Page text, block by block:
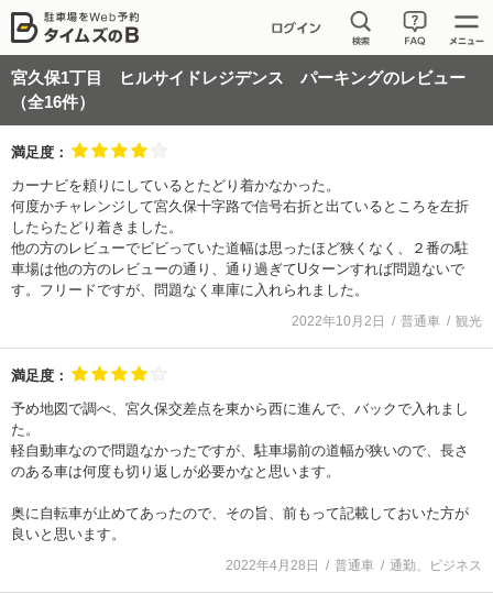
宮久保1丁目 ヒルサイドレジデンス パーキングのレビュー
（全16件）
満足度：
カーナビを頼りにしているとたどり着かなかった。
何度かチャレンジして宮久保十字路で信号右折と出ているところを左折
したらたどり着きました。
他の方のレビューでビビっていた道幅は思ったほど狭くなく、２番の駐
車場は他の方のレビューの通り、通り過ぎてUターンすれば問題ないで
す。フリードですが、問題なく車庫に入れられました。
2022年10月2日 普通車 観光
満足度：
予め地図で調べ、宮久保交差点を東から西に進んで、バックで入れまし
た。
軽自動車なので問題なかったですが、駐車場前の道幅が狭いので、長さ
のある車は何度も切り返しが必要かなと思います。
奥に自転車が止めてあったので、その旨、前もって記載しておいた方が
良いと思います。
2022年4月28日 普通車 通勤、ビジネス